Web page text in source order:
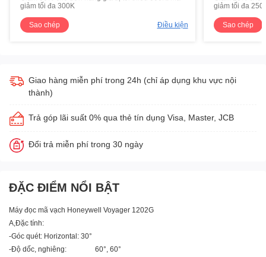
giảm tối đa 300K
Sao chép Điều kiện
giảm tối đa
Sao chép
Giao hàng miễn phí trong 24h (chỉ áp dụng khu vực nội
thành)
Trả góp lãi suất 0% qua thẻ tín dụng Visa, Master, JCB
Đổi trả miễn phí trong 30 ngày
ĐẶC ĐIỂM NỔI BẬT
Máy đọc mã vạch Honeywell Voyager 1202G
A,Đặc tính:
-Góc quét: Horizontal: 30°
-Độ dốc, nghiêng: 60°, 60°